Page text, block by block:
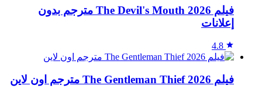
فيلم The Devil's Mouth 2026 مترجم بدون
إعلانات
4.8
فيلم The Gentleman Thief 2026 مترجم اون لاين